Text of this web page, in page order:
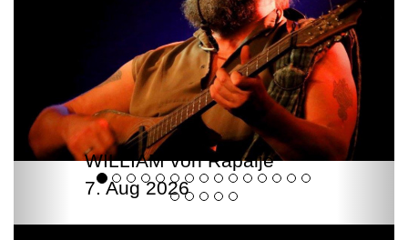
WILLIAM von Rapalje
7. Aug 2026